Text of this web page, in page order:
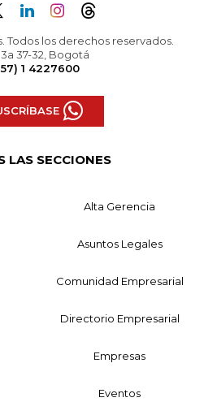
Todos los derechos reservados.
37-32, Bogotá
1 4227600
LAS SECCIONES
Alta Gerencia
Asuntos Legales
Comunidad Empresarial
Directorio Empresarial
Empresas
Eventos